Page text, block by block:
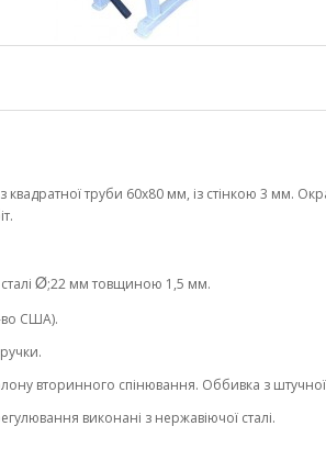
квадратної труби 60х80 мм, із стінкою 3 мм.
Ø;22 мм товщиною 1,5 мм.
США).
вторинного спінювання. Оббивка з
виконані з нержавіючої сталі.